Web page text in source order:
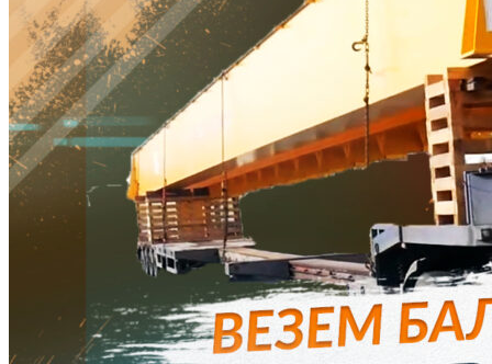
ДТП на дороге, жертвам и уничтожению груза.